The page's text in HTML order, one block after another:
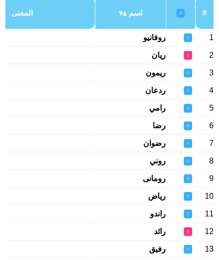
#
♂ اسم المعنى
1
♂ روفانيو
2
♀ ريان
3
♂ ريمون
4
♂ ردعان
5
♂ رامي
6
♂ رضا
7
♂ رضوان
8
♂ روني
9
♂ رومانى
10
♂ رياض
11
♂ راندو
12
♀ رائد
13
♂ رفيق